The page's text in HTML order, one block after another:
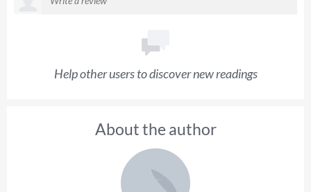
Help other users to discover new readings
About the author